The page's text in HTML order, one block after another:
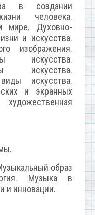
в создании
человека.
мире. Духовно-
и искусства.
изображения.
искусства.
искусства.
искусства.
и экранных
образ
Музыка в
и инновации.